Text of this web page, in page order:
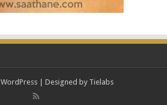
WordPress| Designed by Tielabs